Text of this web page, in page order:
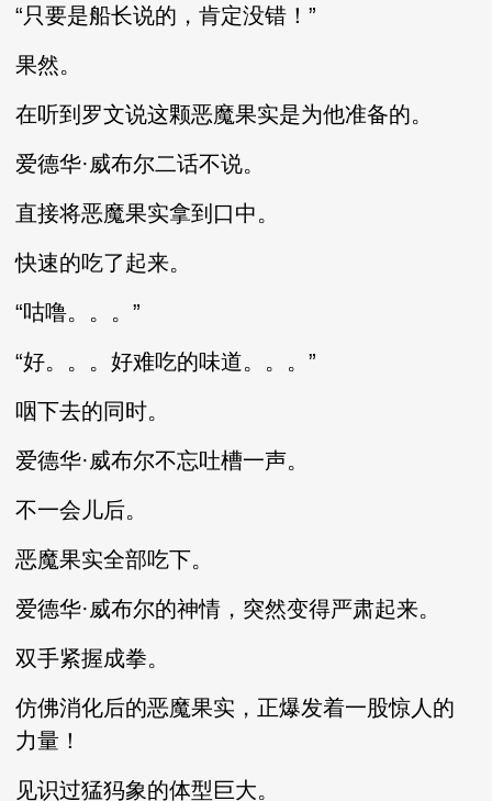
“只要是船长说的，肯定没错！”
果然。
在听到罗文说这颗恶魔果实是为他准备的。
爱德华·威布尔二话不说。
直接将恶魔果实拿到口中。
快速的吃了起来。
“咕噜。。。”
“好。。。好难吃的味道。。。”
咽下去的同时。
爱德华·威布尔不忘吐槽一声。
不一会儿后。
恶魔果实全部吃下。
爱德华·威布尔的神情，突然变得严肃起来。
双手紧握成拳。
仿佛消化后的恶魔果实，正爆发着一股惊人的
力量！
见识过猛犸象的体型巨大。